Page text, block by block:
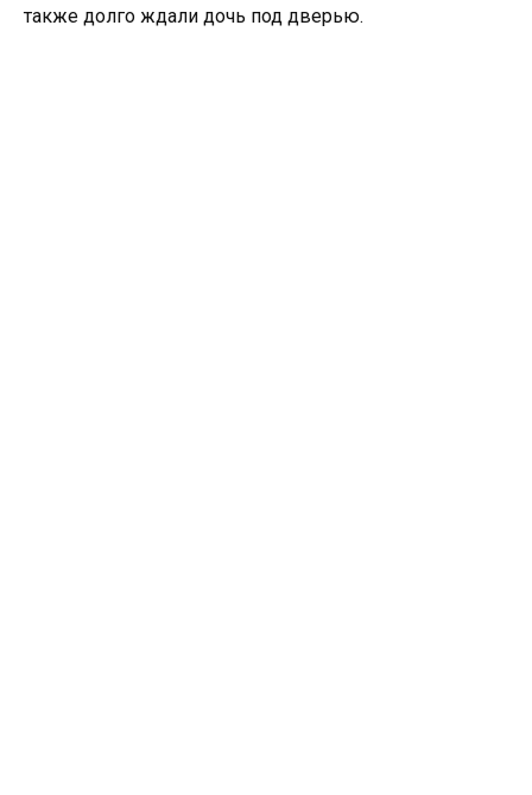
также долго ждали дочь под дверью.